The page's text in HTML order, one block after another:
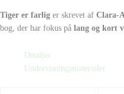
Tiger er farlig er skrevet af Clara-
bog, der har fokus på lang og kort
Detaljer
Undervisningsmaterialer